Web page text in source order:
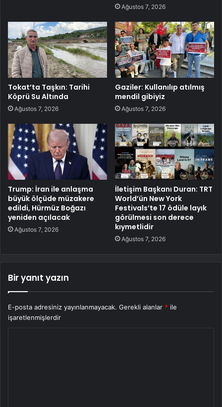
Ağustos 7, 2026
Tokat’ta Taşkın: Tarihi
Köprü Su Altında
Ağustos 7, 2026
Gaziler: Kullanılıp atılmış
mendil gibiyiz
Ağustos 7, 2026
Trump: İran ile anlaşma
büyük ölçüde müzakere
edildi, Hürmüz Boğazı
yeniden açılacak
Ağustos 7, 2026
İletişim Başkanı Duran: TRT
World’ün New York
Festivals’te 17 ödüle layık
görülmesi son derece
kıymetlidir
Ağustos 7, 2026
Bir yanıt yazın
E-posta adresiniz yayınlanmayacak. Gerekli alanlar * ile
işaretlenmişlerdir